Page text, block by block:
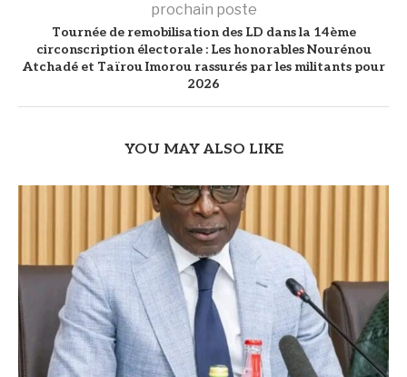
prochain poste
Tournée de remobilisation des LD dans la 14ème
circonscription électorale : Les honorables Nourénou
Atchadé et Taïrou Imorou rassurés par les militants pour
2026
YOU MAY ALSO LIKE